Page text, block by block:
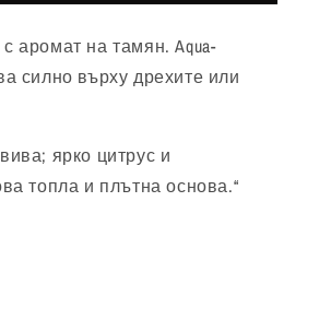
аромат на тамян. Aqua-
силно върху дрехите или
ярко цитрус и
топла и плътна основа.“